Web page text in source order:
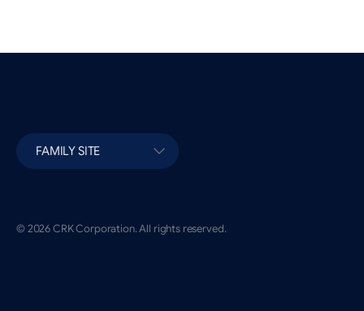
FAMILY SITE
© 2026 CRK Corporation. All rights reserved.